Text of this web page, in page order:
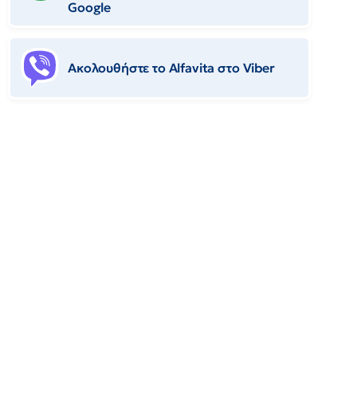
Google
Ακολουθήστε το Αlfavita στο Viber